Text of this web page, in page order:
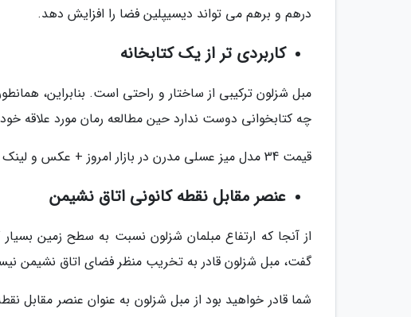
درهم و برهم می تواند دیسیپلین فضا را افزایش دهد.
کاربردی تر از یک کتابخانه
مبل شزلون ترکیبی از ساختار و راحتی است. بنابراین،
چه کتابخوانی دوست ندارد حین مطالعه رمان مورد علاقه
قیمت 34 مدل میز عسلی مدرن در بازار امروز + عکس و لینک خرید آنلاین
عنصر مقابل نقطه کانونی اتاق نشیمن
از آنجا که ارتفاع مبلمان شزلون نسبت به سطح زمین
گفت، مبل شزلون قادر به تخریب منظر فضای اتاق نشیمن
شما قادر خواهید بود از مبل شزلون به عنوان عنصر مقابل